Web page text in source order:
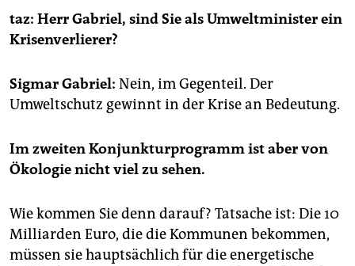
1994 wurde Gabriel Innenpolitischer Sprecher der
SPD-Landtagsfraktion. Vier Jahre später ernannte ihn
die SPD-Fraktion im Landtag zu ihrem Vorsitzenden.
Ende 1999wählte ihn der Landtag zum
Ministerpräsidentendes Landes Niedersachsen.
Nach der Niederlage der SPD bei den
Jahre alsSPD-Fraktionschefin die Opposition. 2005
wurde er zum
Bundesminister für Umwelt,
Naturschutz und Reaktorsicherheit
ernannt.
taz: Herr Gabriel, sind Sie als Umweltminister ein
Krisenverlierer?
Sigmar Gabriel: Nein, im Gegenteil. Der
Umweltschutz gewinnt in der Krise an Bedeutung.
Im zweiten Konjunkturprogramm ist aber von
Ökologie nicht viel zu sehen.
Wie kommen Sie denn darauf? Tatsache ist: Die 10
Milliarden Euro, die die Kommunen bekommen,
müssen sie hauptsächlich für die energetische